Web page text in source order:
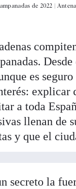
de 2022 |
es
explicar
a toda
llenan de
y que el
secreto la